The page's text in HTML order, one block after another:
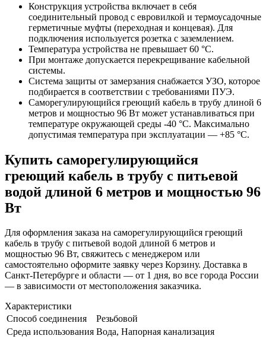
Конструкция устройства включает в себя
соединительный провод с евровилкой и термоусадочные
герметичные муфты (переходная и концевая). Для
подключения используется розетка с заземлением.
Температура устройства не превышает 60 °С.
При монтаже допускается перекрещивание кабельной
системы.
Система защиты от замерзания снабжается УЗО, которое
подбирается в соответствии с требованиями ПУЭ.
Саморегулирующийся греющий кабель в трубу длиной 6
метров и мощностью 96 Вт может устанавливаться при
температуре окружающей среды -40 °С. Максимально
допустимая температура при эксплуатации — +85 °С.
Купить саморегулирующийся
греющий кабель в трубу с питьевой
водой длиной 6 метров и мощностью 96
Вт
Для оформления заказа на саморегулирующийся греющий
кабель в трубу с питьевой водой длиной 6 метров и
мощностью 96 Вт, свяжитесь с менеджером или
самостоятельно оформите заявку через Корзину. Доставка в
Санкт-Петербурге и области — от 1 дня, во все города России
— в зависимости от местоположения заказчика.
Характеристики
Способ соединения
Резьбовой
Среда использования Вода, Напорная канализация